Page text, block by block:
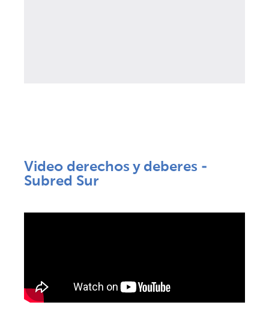
Video derechos y deberes -
Subred Sur